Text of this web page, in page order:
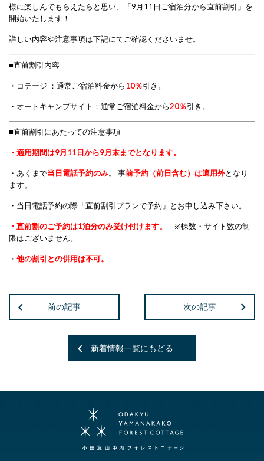
様に楽しんでもらえたらと思い、「9月11日ご宿泊分から直前割引」を
開始いたします！
詳しい内容や注意事項は下記にてご確認くださいませ。
■直前割引内容
・コテージ ：通常ご宿泊料金から10％引き。
・オートキャンプサイト：通常ご宿泊料金から20％引き。
■直前割引にあたっての注意事項
・適用期間は9月11日から9月末までとなります。
・あくまで当日電話予約のみ。 事前予約（前日含む）は適用外となり
ます。
・当日電話予約の際「直前割引プランで予約」とお申し込み下さい。
・直前割のご予約は1泊分のみ受け付けます。
※棟数・サイト数の制
限はございません。
・ 他の割引との併用は不可。
前の記事 次の記事
新着情報一覧にもどる